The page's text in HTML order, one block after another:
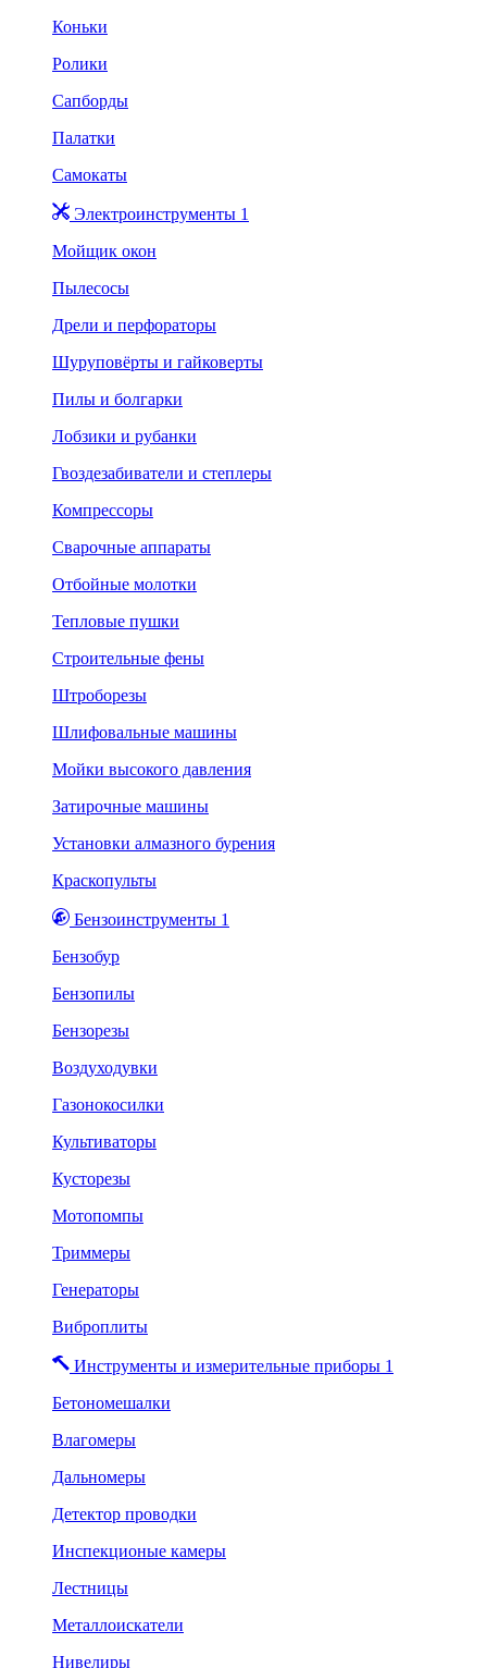
Коньки
Ролики
Сапборды
Палатки
Самокаты
Электроинструменты 1
Мойщик окон
Пылесосы
Дрели и перфораторы
Шуруповёрты и гайковерты
Пилы и болгарки
Лобзики и рубанки
Гвоздезабиватели и степлеры
Компрессоры
Сварочные аппараты
Отбойные молотки
Тепловые пушки
Строительные фены
Штроборезы
Шлифовальные машины
Мойки высокого давления
Затирочные машины
Установки алмазного бурения
Краскопульты
Бензоинструменты 1
Бензобур
Бензопилы
Бензорезы
Воздуходувки
Газонокосилки
Культиваторы
Кусторезы
Мотопомпы
Триммеры
Генераторы
Виброплиты
Инструменты и измерительные приборы 1
Бетономешалки
Влагомеры
Дальномеры
Детектор проводки
Инспекционые камеры
Лестницы
Металлоискатели
Нивелиры